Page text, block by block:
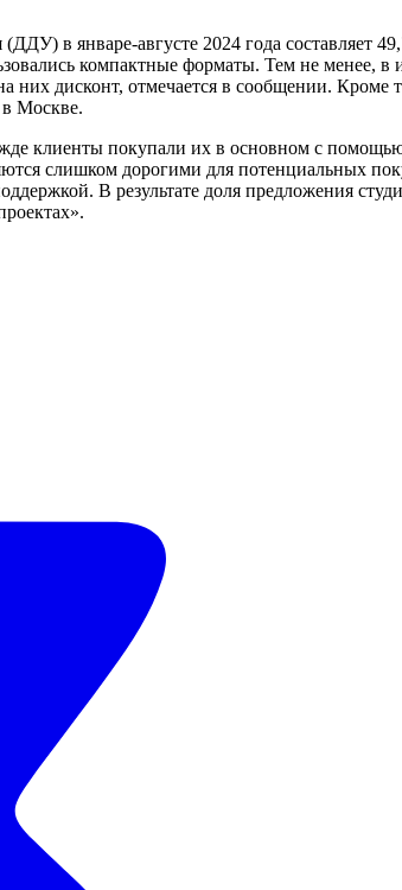
в январе-августе 2024 года составляет
компактные форматы. Тем не менее, в
дисконт, отмечается в сообщении. Кроме
в Москве.
клиенты покупали их в основном с
слишком дорогими для потенциальных
В результате доля предложения